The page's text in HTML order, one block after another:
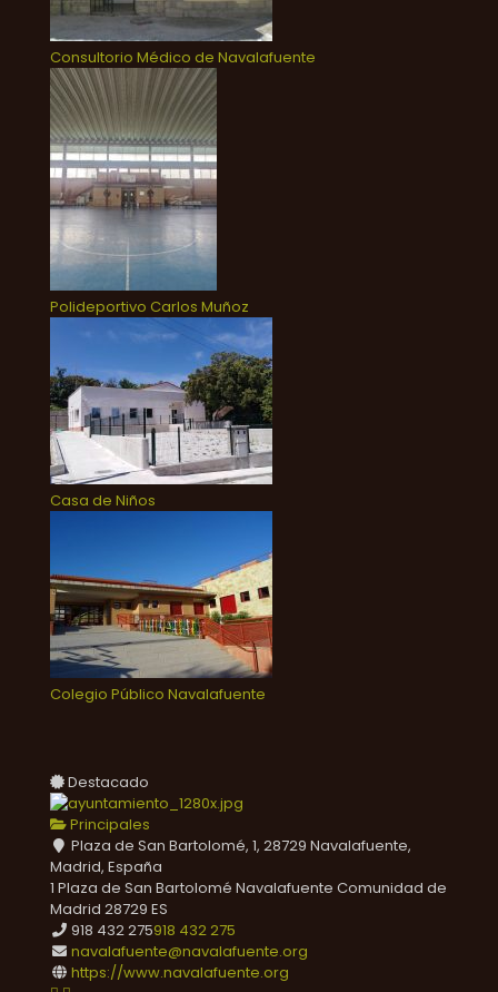
Consultorio Médico de Navalafuente
Polideportivo Carlos Muñoz
Casa de Niños
Colegio Público Navalafuente
Destacado
Principales
Plaza de San Bartolomé, 1, 28729 Navalafuente,
Madrid, España
1 Plaza de San Bartolomé Navalafuente Comunidad de
Madrid 28729 ES
918 432 275918 432 275
navalafuente@navalafuente.org
https://www.navalafuente.org